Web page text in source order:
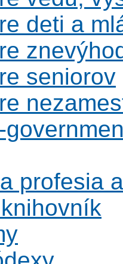
deti a
seniorov
profesia